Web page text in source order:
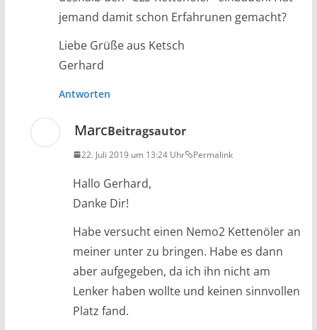
jemand damit schon Erfahrunen gemacht?
Liebe Grüße aus Ketsch
Gerhard
Antworten
MarcBeitragsautor
22. Juli 2019 um 13:24 Uhr Permalink
Hallo Gerhard,
Danke Dir!
Habe versucht einen Nemo2 Kettenöler an
meiner unter zu bringen. Habe es dann
aber aufgegeben, da ich ihn nicht am
Lenker haben wollte und keinen sinnvollen
Platz fand.